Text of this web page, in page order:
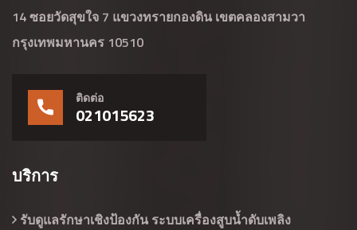
14 ซอยวัดสุขใจ 7 แขวงทรายกองดิน เขตคลองสามวา
กรุงเทพมหานคร 10510
ติดต่อ
021015623
บริการ
รับดูแลรักษาเชิงป้องกัน ระบบเครื่องสูบน้ำดับเพลิง